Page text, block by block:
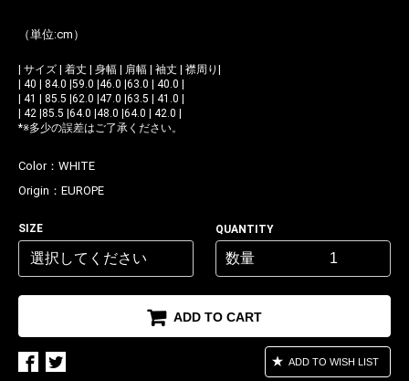
（単位:cm）
| サイズ | 着丈 | 身幅 | 肩幅 | 袖丈 | 襟周り|
| 40 | 84.0 |59.0 |46.0 |63.0 | 40.0 |
| 41 | 85.5 |62.0 |47.0 |63.5 | 41.0 |
| 42 |85.5 |64.0 |48.0 |64.0 | 42.0 |
*※多少の誤差はご了承ください。
Color： WHITE
Origin： EUROPE
SIZE QUANTITY
数量
ADD TO CART
ADD TO WISH LIST